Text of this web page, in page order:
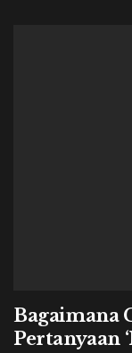
Bagaimana
Pertanyaan